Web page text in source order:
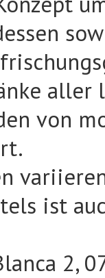
aller
von
ist
2,